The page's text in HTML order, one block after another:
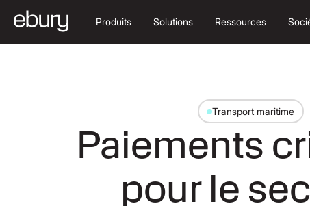
Produits Solutions Ressources
Transport maritime
Paiements
pour le